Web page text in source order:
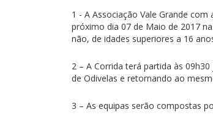
1 - A Associação Vale Grande
próximo dia 07 de Maio de 2017
não, de idades superiores a 16
2 – A Corrida terá partida às
de Odivelas e retornando ao
3 – As equipas serão compostas